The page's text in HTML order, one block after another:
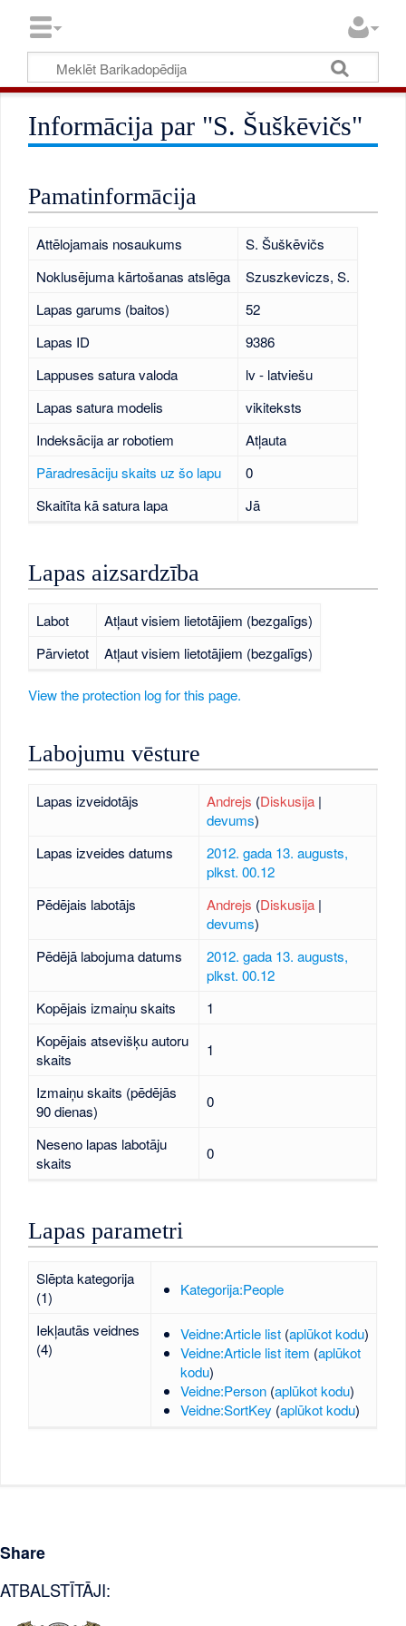
Informācija par "S. Šuškēvičs"
Pamatinformācija
Attēlojamais nosaukums
S. Šuškēvičs
Noklusējuma kārtošanas atslēga
Szuszkeviczs, S.
Lapas garums (baitos)
52
Lapas ID
9386
Lappuses satura valoda
lv - latviešu
Lapas satura modelis
vikiteksts
Indeksācija ar robotiem
Atļauta
Pāradresāciju skaits uz šo lapu
0
Skaitīta kā satura lapa
Jā
Lapas aizsardzība
Labot
Atļaut visiem lietotājiem (bezgalīgs)
Pārvietot
Atļaut visiem lietotājiem (bezgalīgs)
View the protection log for this page.
Labojumu vēsture
Lapas izveidotājs Andrejs (Diskusija|
devums)
Lapas izveides datums
2012. gada 13. augusts,
plkst. 00.12
Pēdējais labotājs
Andrejs (Diskusija|
devums)
Pēdējā labojuma datums
2012. gada 13. augusts,
plkst. 00.12
Kopējais izmaiņu skaits
1
Kopējais atsevišķu autoru
skaits
1
Izmaiņu skaits (pēdējās
90 dienas)
0
Neseno lapas labotāju
skaits
0
Lapas parametri
Slēpta kategorija
(1)
Kategorija:People
Iekļautās veidnes
(4)
Veidne:Article list (aplūkot kodu)
Veidne:Article list item (aplūkot
kodu)
Veidne:Person (aplūkot kodu)
Veidne:SortKey (aplūkot kodu)
Share
ATBALSTĪTĀJI: